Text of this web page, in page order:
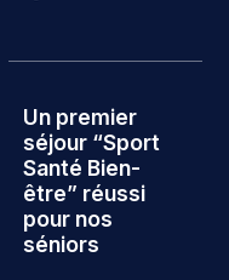
Un premier
séjour “Sport
Santé Bien-
être” réussi
pour nos
séniors